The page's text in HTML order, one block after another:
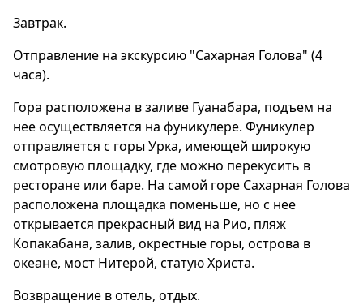
Завтрак.
Отправление на экскурсию "Сахарная Голова" (4
часа).
Гора расположена в заливе Гуанабара, подъем на
нее осуществляется на фуникулере. Фуникулер
отправляется с горы Урка, имеющей широкую
смотровую площадку, где можно перекусить в
ресторане или баре. На самой горе Сахарная Голова
расположена площадка поменьше, но с нее
открывается прекрасный вид на Рио, пляж
Копакабана, залив, окрестные горы, острова в
океане, мост Нитерой, статую Христа.
Возвращение в отель, отдых.